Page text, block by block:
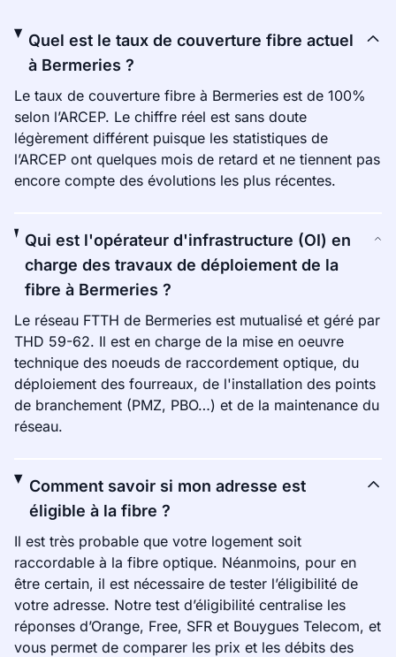
Quel est le taux de couverture fibre actuel
à Bermeries ?
Le taux de couverture fibre à Bermeries est de 100%
selon l’ARCEP. Le chiffre réel est sans doute
légèrement différent puisque les statistiques de
l’ARCEP ont quelques mois de retard et ne tiennent pas
encore compte des évolutions les plus récentes.
Qui est l'opérateur d'infrastructure (OI) en
charge des travaux de déploiement de la
fibre à Bermeries ?
Le réseau FTTH de Bermeries est mutualisé et géré par
THD 59-62. Il est en charge de la mise en oeuvre
technique des noeuds de raccordement optique, du
déploiement des fourreaux, de l'installation des points
de branchement (PMZ, PBO…) et de la maintenance du
réseau.
Comment savoir si mon adresse est
éligible à la fibre ?
Il est très probable que votre logement soit
raccordable à la fibre optique. Néanmoins, pour en
être certain, il est nécessaire de tester l’éligibilité de
votre adresse. Notre test d’éligibilité centralise les
réponses d’Orange, Free, SFR et Bouygues Telecom, et
vous permet de comparer les prix et les débits des